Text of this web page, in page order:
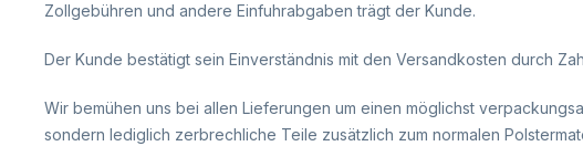
Zollgebühren und andere Einfuhrabgaben trägt der Kunde.
Der Kunde bestätigt sein Einverständnis mit den Versandkosten durch
Wir bemühen uns bei allen Lieferungen um einen möglichst
sondern lediglich zerbrechliche Teile zusätzlich zum normalen